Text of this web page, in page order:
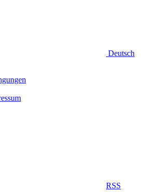
Deutsch
RSS